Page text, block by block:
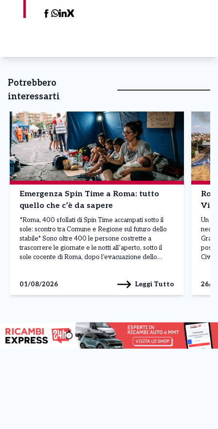
Potrebbero
interessarti
Emergenza Spin Time a Roma: tutto
quello che c’è da sapere
*Roma, 400 sfollati di Spin Time accampati sotto il
sole: scontro tra Comune e Regione sul futuro dello
stabile* Sono oltre 400 le persone costrette a
trascorrere le giornate e le notti all’aperto, sotto il
sole cocente di Roma, dopo l’evacuazione dello
01/08/2026
Leggi Tutto
Un
26/